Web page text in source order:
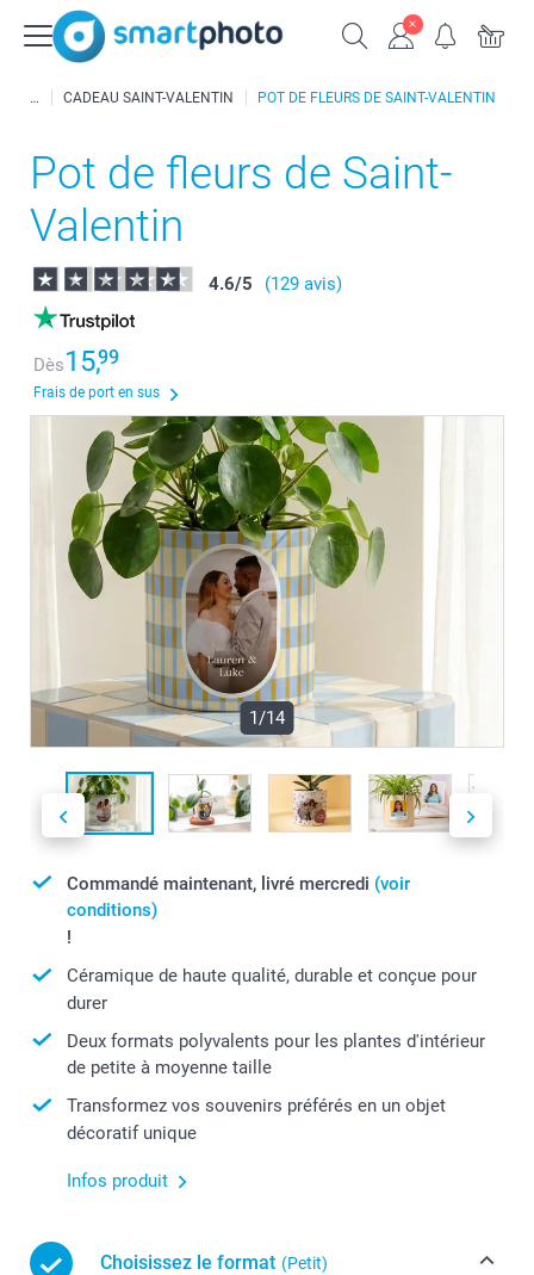
CADEAU SAINT-VALENTIN POT DE FLEURS DE SAINT-VALENTIN
Pot de fleurs de Saint-
Valentin
4.6/5 (129 avis)
Dès15,99
Frais de port en sus
1/14
Commandé maintenant, livré mercredi (voir
conditions)
!
Céramique de haute qualité, durable et conçue pour
durer
Deux formats polyvalents pour les plantes d'intérieur
de petite à moyenne taille
Transformez vos souvenirs préférés en un objet
décoratif unique
Infos produit
Choisissez le format (Petit)